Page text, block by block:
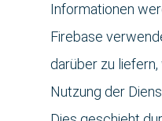
Informationen
Firebase
darüber zu
Nutzung der